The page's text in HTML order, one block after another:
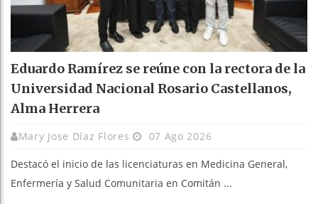
Eduardo Ramírez se reúne con la rectora de la
Universidad Nacional Rosario Castellanos,
Alma Herrera
Mary Jose Díaz Flores 07 Ago 2026
Destacó el inicio de las licenciaturas en Medicina General,
Enfermería y Salud Comunitaria en Comitán ...